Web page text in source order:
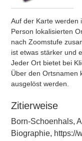
Auf der Karte werden
Person lokalisierten
nach Zoomstufe
ist etwas stärker und
Jeder Ort bietet bei
Über den Ortsnamen
ausgelöst werden.
Zitierweise
Born-Schoenhals,
Biographie, https://